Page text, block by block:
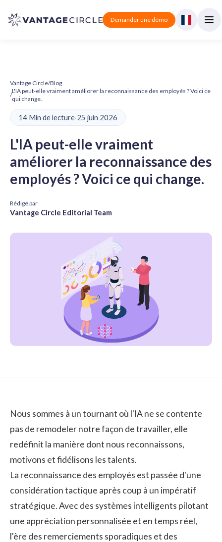
Demander une démo
Vantage Circle/Blog
/
L'IA peut-elle vraiment améliorer la reconnaissance des employés ? Voici ce
qui change.
14 Min de lecture·25 juin 2026
L'IA peut-elle vraiment
améliorer la reconnaissance des
employés ? Voici ce qui change.
Rédigé par
Vantage Circle Editorial Team
Nous sommes à un tournant où l'IA ne se contente
pas de remodeler notre façon de travailler, elle
redéfinit la manière dont nous reconnaissons,
motivons et fidélisons les talents.
La reconnaissance des employés est passée d'une
considération tactique après coup à un impératif
stratégique. Avec des systèmes intelligents pilotant
une appréciation personnalisée et en temps réel,
l'ère des remerciements sporadiques et des